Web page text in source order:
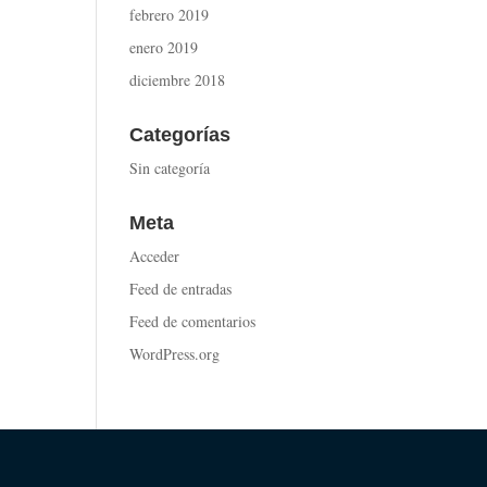
febrero 2019
enero 2019
diciembre 2018
Categorías
Sin categoría
Meta
Acceder
Feed de entradas
Feed de comentarios
WordPress.org